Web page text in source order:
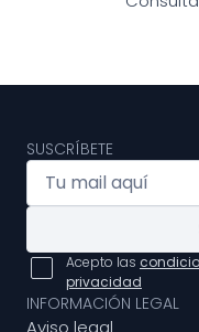
SUSCRÍBETE
Acepto las
privacidad
INFORMACIÓN LEGAL
Aviso legal